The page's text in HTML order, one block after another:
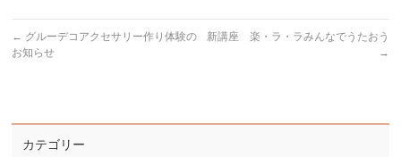
← グルーデコアクセサリー作り体験の
お知らせ
新講座 楽・ラ・ラみんなでうたおう
→
カテゴリー